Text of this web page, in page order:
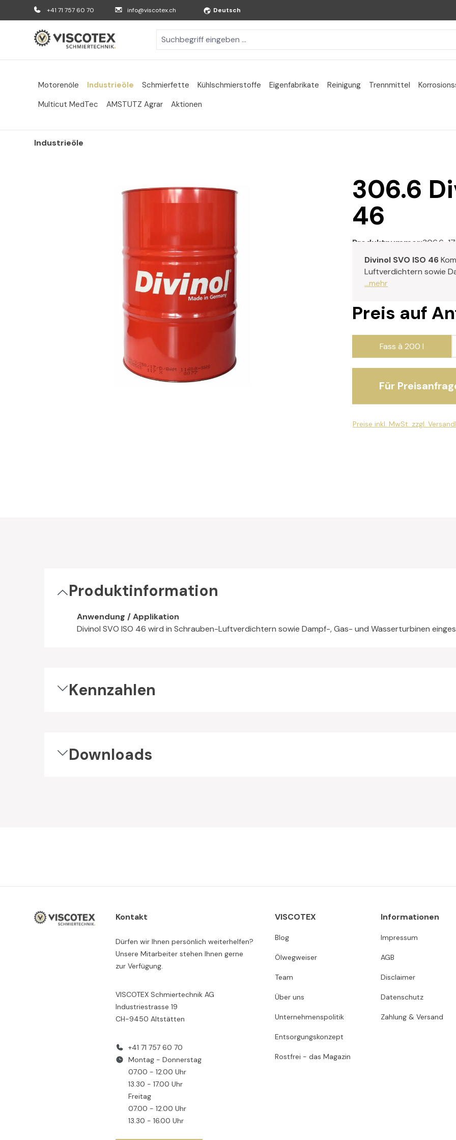
Hauptinhalt springen
Zur Suche springen
Zur Hauptnavigation springen
+41 71 757 60 70 info@viscotex.ch Deutsch
Motorenöle Industrieöle Schmierfette Kühlschmierstoffe Eigenfabrikate Reinigung Trennmittel
Multicut MedTec
AMSTUTZ Agrar Aktionen
Industrieöle
306.6
46
Produktnummer:306.6-
Divinol SVO ISO 46
Luftverdichtern sowie
...mehr
Preis auf
Fass à 200 l
Für
Preise inkl. MwSt. zzgl.
Produktinformation
Anwendung / Applikation
Divinol SVO ISO 46 wird in Schrauben-Luftverdichtern sowie Dampf-, Gas- und Wasserturbinen
Kennzahlen
Downloads
Kontakt
Dürfen wir Ihnen persönlich weiterhelfen?
Unsere Mitarbeiter stehen Ihnen gerne
zur Verfügung.
VISCOTEX Schmiertechnik AG
Industriestrasse 19
CH-9450 Altstätten
+41 71 757 60 70
Montag - Donnerstag
07.00 - 12.00 Uhr
13.30 - 17.00 Uhr
Freitag
07.00 - 12.00 Uhr
13.30 - 16.00 Uhr
VISCOTEX
Blog
Ölwegweiser
Team
Über uns
Unternehmenspolitik
Entsorgungskonzept
Rostfrei - das Magazin
Informationen
Impressum
AGB
Disclaimer
Datenschutz
Zahlung & Versand